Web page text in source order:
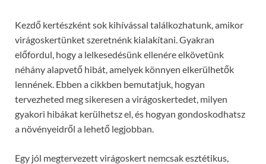
Kezdő kertészként sok kihívással találkozhatunk, amikor
virágoskertünket szeretnénk kialakítani. Gyakran
előfordul, hogy a lelkesedésünk ellenére elkövetünk
néhány alapvető hibát, amelyek könnyen elkerülhetők
lennének. Ebben a cikkben bemutatjuk, hogyan
tervezheted meg sikeresen a virágoskertedet, milyen
gyakori hibákat kerülhetsz el, és hogyan gondoskodhatsz
a növényeidről a lehető legjobban.
Egy jól megtervezett virágoskert nemcsak esztétikus,